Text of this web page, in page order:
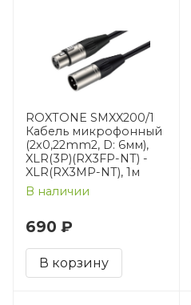
ROXTONE SMXX200/1
Кабель микрофонный
(2x0,22mm2, D: 6мм),
XLR(3P)(RX3FP-NT) -
XLR(RX3MP-NT), 1м
В наличии
690 ₽
В корзину